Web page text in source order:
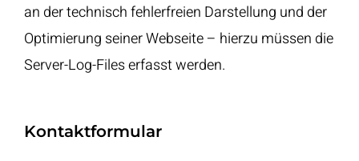
an der technisch fehlerfreien Darstellung und der
Optimierung seiner Webseite – hierzu müssen die
Server-Log-Files erfasst werden.
Kontaktformular